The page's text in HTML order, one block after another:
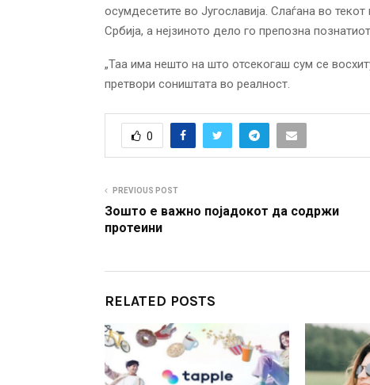
осумдесетите во Југославија. Слаѓана во
Србија, а нејзиното дело го препозна
„Таа има нешто на што отсекогаш сум се
претвори соништата во реалност.
0
PREVIOUS POST
Зошто е важно појадокот да содржи
протеини
RELATED POSTS